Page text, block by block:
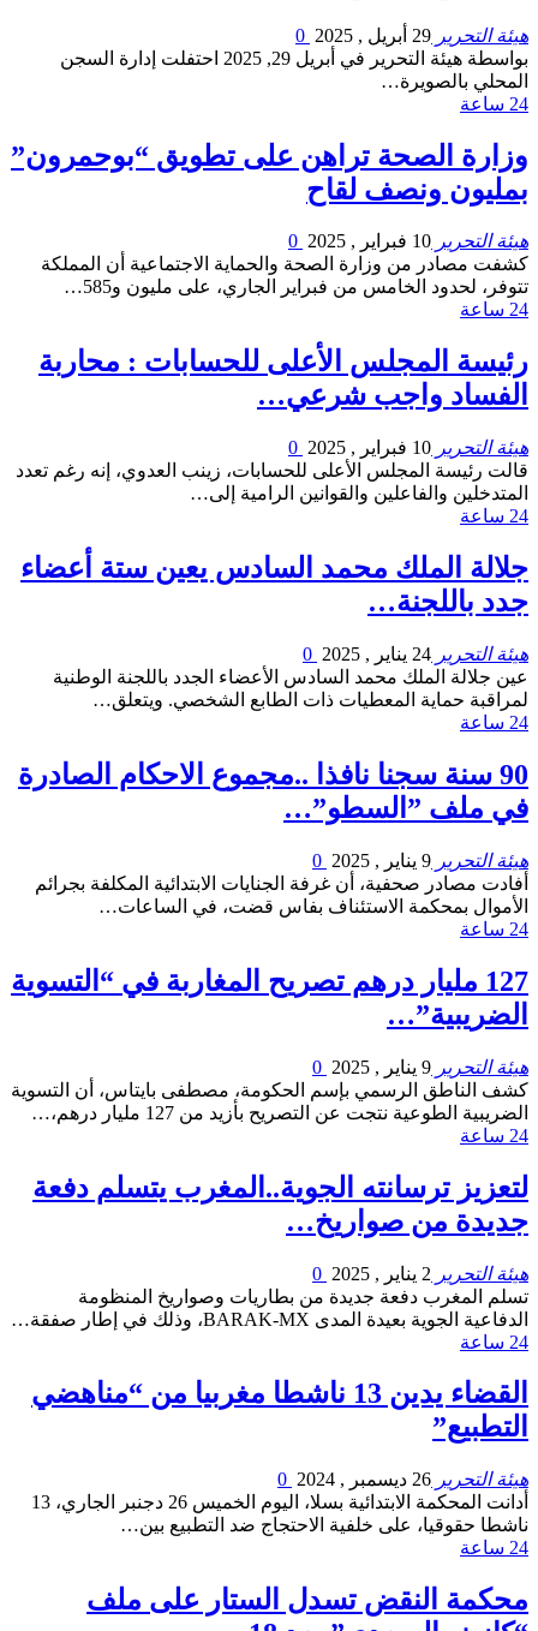
هيئة التحرير 29 أبريل , 2025
بواسطة هيئة التحرير في أبريل 29, 2025 احتفلت إدارة السجن
المحلي بالصويرة…
24 ساعة
وزارة الصحة تراهن على تطويق “بوحمرون”
بمليون ونصف لقاح
هيئة التحرير 10 فبراير , 2025
كشفت مصادر من وزارة الصحة والحماية الاجتماعية أن المملكة
تتوفر، لحدود الخامس من فبراير الجاري، على مليون و585…
24 ساعة
رئيسة المجلس الأعلى للحسابات : محاربة
الفساد واجب شرعي…
هيئة التحرير 10 فبراير , 2025
قالت رئيسة المجلس الأعلى للحسابات، زينب العدوي، إنه رغم تعدد
المتدخلين والفاعلين والقوانين الرامية إلى…
24 ساعة
جلالة الملك محمد السادس يعين ستة أعضاء
جدد باللجنة…
هيئة التحرير 24 يناير , 2025
عين جلالة الملك محمد السادس الأعضاء الجدد باللجنة الوطنية
لمراقبة حماية المعطيات ذات الطابع الشخصي. ويتعلق…
24 ساعة
90 سنة سجنا نافذا ..مجموع الاحكام الصادرة
في ملف ”السطو”…
هيئة التحرير 9 يناير , 2025
أفادت مصادر صحفية، أن غرفة الجنايات الابتدائية المكلفة بجرائم
الأموال بمحكمة الاستئناف بفاس قضت، في الساعات…
24 ساعة
127 مليار درهم تصريح المغاربة في “التسوية
الضريبية”…
هيئة التحرير 9 يناير , 2025
كشف الناطق الرسمي بإسم الحكومة، مصطفى بايتاس، أن التسوية
الضريبية الطوعية نتجت عن التصريح بأزيد من 127 مليار درهم،…
24 ساعة
لتعزيز ترسانته الجوية..المغرب يتسلم دفعة
جديدة من صواريخ…
هيئة التحرير 2 يناير , 2025
تسلم المغرب دفعة جديدة من بطاريات وصواريخ المنظومة
الدفاعية الجوية بعيدة المدى BARAK-MX، وذلك في إطار صفقة…
24 ساعة
القضاء يدين 13 ناشطا مغربيا من “مناهضي
التطبيع”
هيئة التحرير 26 ديسمبر , 2024
أدانت المحكمة الابتدائية بسلا، اليوم الخميس 26 دجنبر الجاري، 13
ناشطا حقوقيا، على خلفية الاحتجاج ضد التطبيع بين…
24 ساعة
محكمة النقض تسدل الستار على ملف